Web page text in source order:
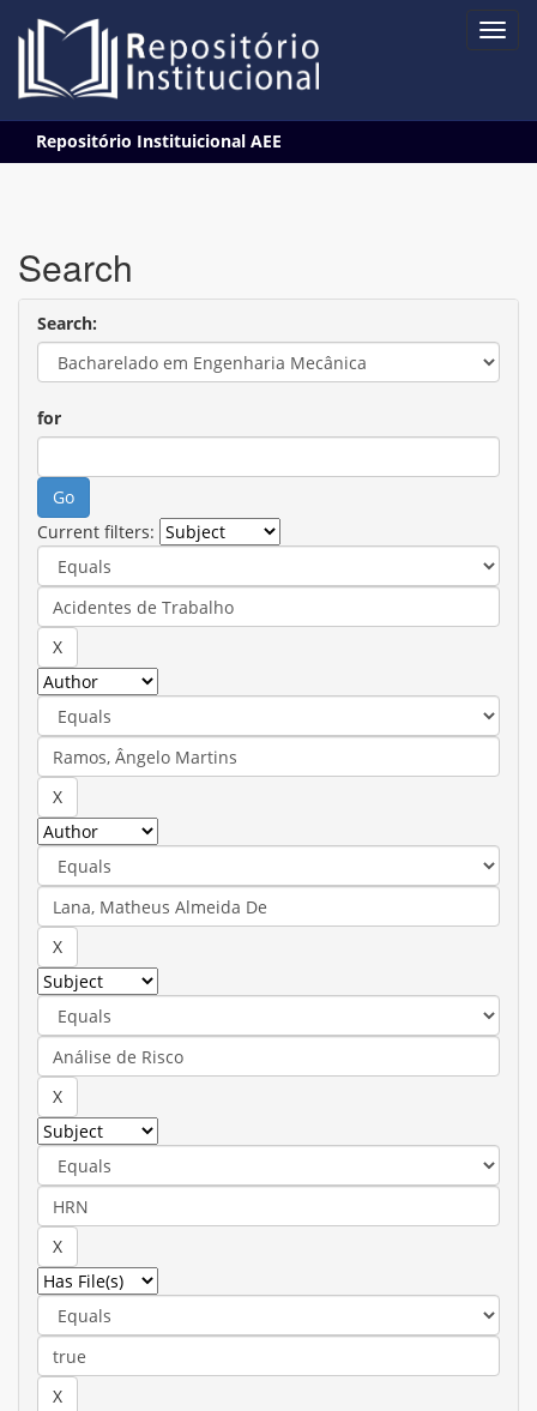
navigation
Repositório Instituicional AEE
Search
Search:
for
Current filters: